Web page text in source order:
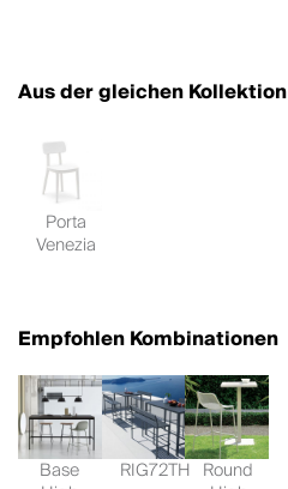
Aus der gleichen Kollektion
Porta
Venezia
Empfohlen Kombinationen
Base RIG72TH Round